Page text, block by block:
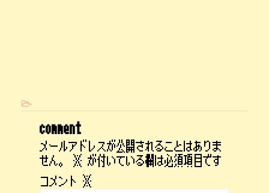
-
comment
メールアドレスが公開されることはありま
せん。
※ が付いている欄は必須項目です
コメント ※